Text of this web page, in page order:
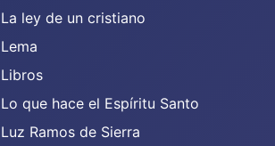
La ley de un cristiano
Lema
Libros
Lo que hace el Espíritu Santo
Luz Ramos de Sierra